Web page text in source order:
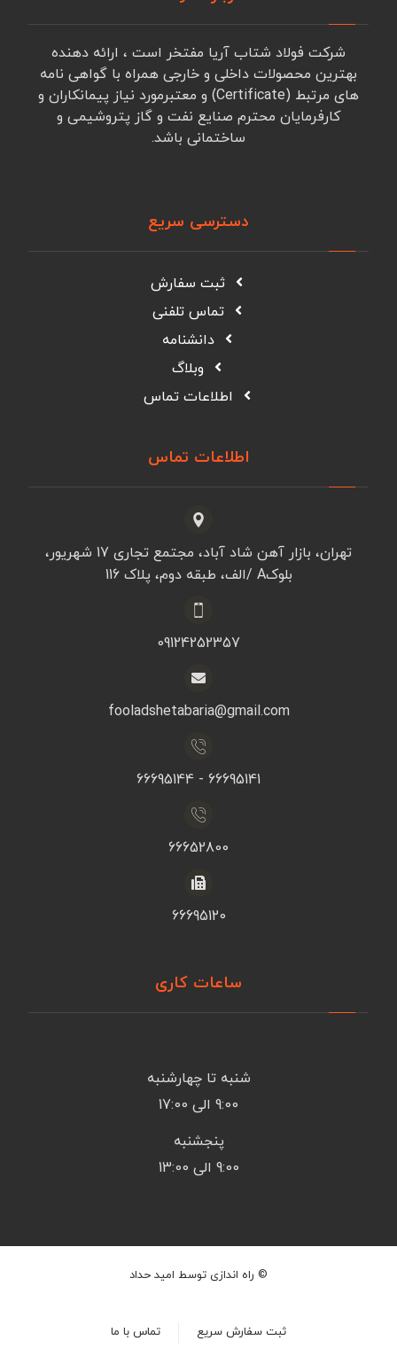
شرکت فولاد شتاب آریا مفتخر است ، ارائه دهنده
بهترین محصولات داخلی و خارجی همراه با گواهی نامه
های مرتبط (Certificate) و معتبرمورد نیاز پیمانکاران و
کارفرمایان محترم صنایع نفت و گاز پتروشیمی و
ساختمانی باشد.
دسترسی سریع
ثبت سفارش
تماس تلفنی
دانشنامه
وبلاگ
اطلاعات تماس
اطلاعات تماس
تهران، بازار آهن شاد آباد، مجتمع تجاری 17 شهریور،
بلوکA /الف، طبقه دوم، پلاک 116
09124252357
fooladshetabaria@gmail.com
66695141 - 66695144
66652800
66695120
ساعات کاری
شنبه تا چهارشنبه
9:00 الی 17:00
پنجشنبه
9:00 الی 13:00
© راه اندازی توسط امید حداد
تماس با ما ثبت سفارش سریع